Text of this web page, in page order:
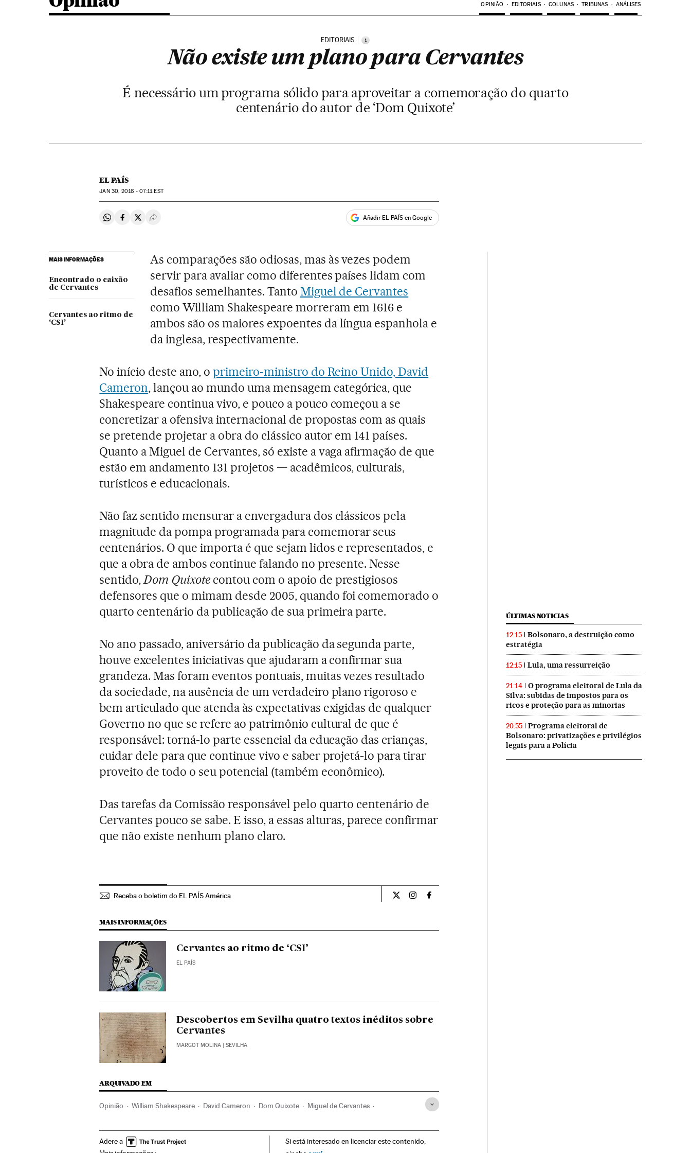
OPINIÃO EDITORIAIS COLUNAS TRIBUNAS ANÁLISES
EDITORIAIS i
Não existe um plano para Cervantes
É necessário um programa sólido para aproveitar a comemoração do quarto
centenário do autor de ‘Dom Quixote’
EL PAÍS
JAN30, 2016 - 07:11EST
Compartir en Whatsapp
Compartir en Facebook
Compartir en Twitter
Desplegar Redes Sociales Añadir EL PAÍS en Google
MAIS INFORMAÇÕES
Encontrado o caixão
de Cervantes
Cervantes ao ritmo de
‘CSI’
As comparações são odiosas, mas às vezes podem
servir para avaliar como diferentes países lidam com
desafios semelhantes. Tanto Miguel de Cervantes
como William Shakespeare morreram em 1616 e
ambos são os maiores expoentes da língua espanhola e
da inglesa, respectivamente.
No início deste ano, o primeiro-ministro do Reino Unido, David
Cameron, lançou ao mundo uma mensagem categórica, que
Shakespeare continua vivo, e pouco a pouco começou a se
concretizar a ofensiva internacional de propostas com as quais
se pretende projetar a obra do clássico autor em 141 países.
Quanto a Miguel de Cervantes, só existe a vaga afirmação de que
estão em andamento 131 projetos — acadêmicos, culturais,
turísticos e educacionais.
Não faz sentido mensurar a envergadura dos clássicos pela
magnitude da pompa programada para comemorar seus
centenários. O que importa é que sejam lidos e representados, e
que a obra de ambos continue falando no presente. Nesse
sentido,Dom Quixotecontou com o apoio de prestigiosos
defensores que o mimam desde 2005, quando foi comemorado o
quarto centenário da publicação de sua primeira parte.
No ano passado, aniversário da publicação da segunda parte,
houve excelentes iniciativas que ajudaram a confirmar sua
grandeza. Mas foram eventos pontuais, muitas vezes resultado
da sociedade, na ausência de um verdadeiro plano rigoroso e
bem articulado que atenda às expectativas exigidas de qualquer
Governo no que se refere ao patrimônio cultural de que é
responsável: torná-lo parte essencial da educação das crianças,
cuidar dele para que continue vivo e saber projetá-lo para tirar
proveito de todo o seu potencial (também econômico).
Das tarefas da Comissão responsável pelo quarto centenário de
Cervantes pouco se sabe. E isso, a essas alturas, parece confirmar
que não existe nenhum plano claro.
Receba o boletim do EL PAÍS América Opiniao El País Brasil en Twitter
Opiniao El País Brasil en Instagram
Opiniao El País Brasil en Facebook
MAIS INFORMAÇÕES
Cervantes ao ritmo de ‘CSI’
EL PAÍS
Descobertos em Sevilha quatro textos inéditos sobre
Cervantes
MARGOT MOLINA | SEVILHA
ARQUIVADO EM
Opinião William Shakespeare David Cameron Dom Quixote Miguel de Cervantes
Teatro Narrativa Agenda cultural Artes cênicas Agenda Espetáculos
Adere a
Si está interesado en licenciar este contenido,
ÚLTIMAS NOTICIAS
12:15
Bolsonaro, a destruição como
estratégia
12:15 Lula, uma ressurreição
21:14
O programa eleitoral de Lula da
Silva: subidas de impostos para os
ricos e proteção para as minorias
20:55
Programa eleitoral de
Bolsonaro: privatizações e privilégios
legais para a Polícia